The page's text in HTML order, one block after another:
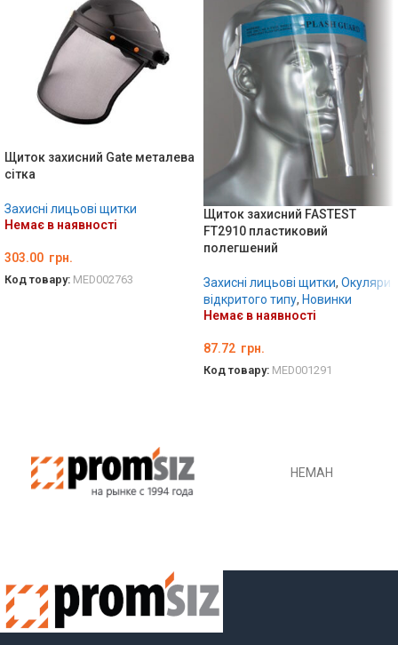
Щиток захисний Gate металева
сітка
Захисні лицьові щитки
Немає в наявності
303.00 грн.
Код товару: MED002763
Щиток захисний FASTEST
FT2910 пластиковий
полегшений
Захисні лицьові щитки, Окуляри
відкритого типу, Новинки
Немає в наявності
87.72 грн.
Код товару: MED001291
НЕМАН